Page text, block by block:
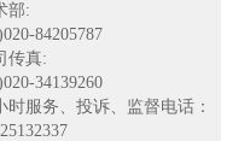
部:
84205787
传真:
34139260
时服务、投诉、监督电话：